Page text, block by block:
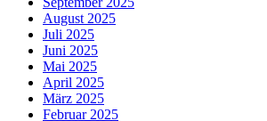
August 2025
Juli 2025
Juni 2025
Mai 2025
April 2025
März 2025
Februar 2025